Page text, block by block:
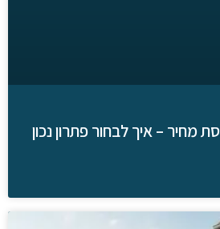
מחיר – איך לבחור פתרון נכון